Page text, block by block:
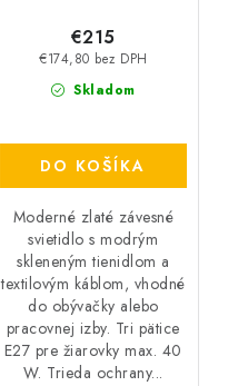
Skladom
€174,80 bez DPH
€215
DO KOŠÍKA
Moderné zlaté závesné
svietidlo s modrým
skleneným tienidlom a
textilovým káblom, vhodné
do obývačky alebo
pracovnej izby. Tri pätice
E27 pre žiarovky max. 40
W. Trieda ochrany...